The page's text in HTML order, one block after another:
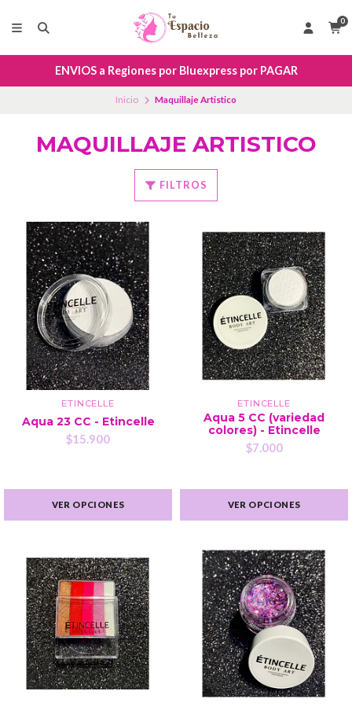
0
ENVIOS a Regiones por Bluexpress por PAGAR
Inicio Maquillaje Artistico
MAQUILLAJE ARTISTICO
FILTROS
ETINCELLE
Aqua 23 CC - Etincelle
$15.900
VER OPCIONES
ETINCELLE
Aqua 5 CC (variedad
colores) - Etincelle
$7.000
VER OPCIONES